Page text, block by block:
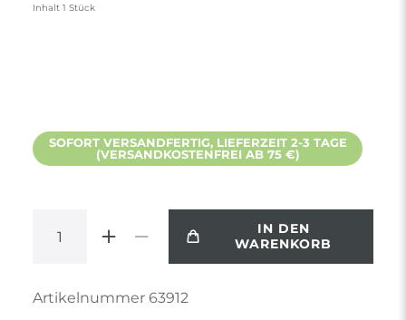
Inhalt 1 Stück
SOFORT VERSANDFERTIG, LIEFERZEIT 2-3 TAGE
(VERSANDKOSTENFREI AB 75 €)
IN DEN
WARENKORB
Artikelnummer 63912